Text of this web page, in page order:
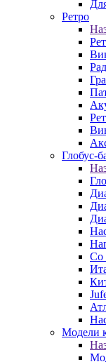
Ретро
Глобус-
Со
Модели